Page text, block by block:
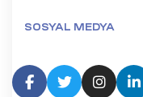
SOSYAL MEDYA